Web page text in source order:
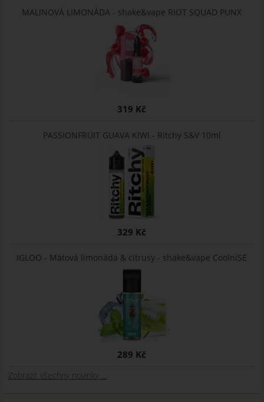
MALINOVÁ LIMONÁDA - shake&vape RIOT SQUAD PUNX
319 Kč
PASSIONFRUIT GUAVA KIWI - Ritchy S&V 10ml
329 Kč
IGLOO - Mátová limonáda & citrusy - shake&vape CoolniSE
289 Kč
Zobrazit všechny novinky ...